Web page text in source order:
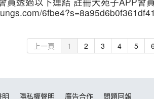
上一頁 1 2 3 4 5 6
隱私權聲明 廣告合作 問題回報